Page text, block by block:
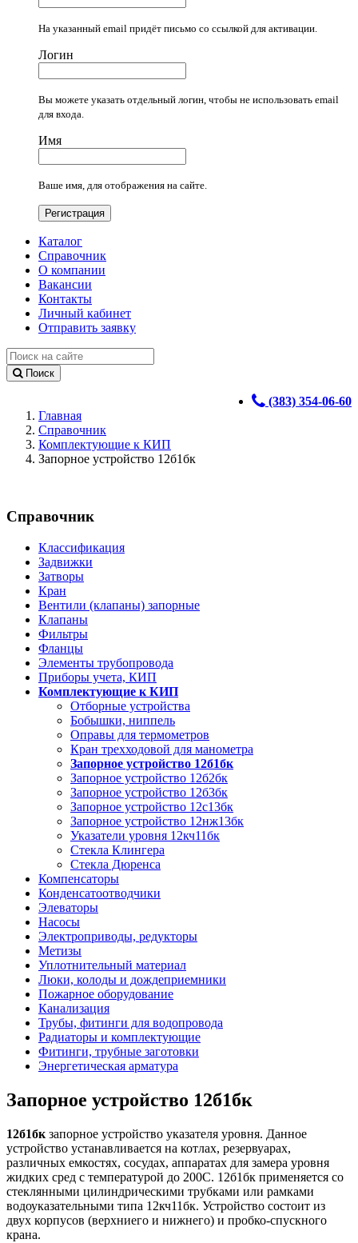
На указанный email придёт письмо со ссылкой для активации.
Логин
Вы можете указать отдельный логин, чтобы не использовать email
для входа.
Имя
Ваше имя, для отображения на сайте.
Регистрация
Каталог
Справочник
О компании
Вакансии
Контакты
Личный кабинет
Отправить заявку
Поиск
(383) 354-06-60
Главная
Справочник
Комплектующие к КИП
Запорное устройство 12б1бк
Справочник
Классификация
Задвижки
Затворы
Кран
Вентили (клапаны) запорные
Клапаны
Фильтры
Фланцы
Элементы трубопровода
Приборы учета, КИП
Комплектующие к КИП
Отборные устройства
Бобышки, ниппель
Оправы для термометров
Кран трехходовой для манометра
Запорное устройство 12б1бк
Запорное устройство 12б2бк
Запорное устройство 12б3бк
Запорное устройство 12с13бк
Запорное устройство 12нж13бк
Указатели уровня 12кч11бк
Стекла Клингера
Стекла Дюренса
Компенсаторы
Конденсатоотводчики
Элеваторы
Насосы
Электроприводы, редукторы
Метизы
Уплотнительный материал
Люки, колоды и дождеприемники
Пожарное оборудование
Канализация
Трубы, фитинги для водопровода
Радиаторы и комплектующие
Фитинги, трубные заготовки
Энергетическая арматура
Запорное устройство 12б1бк
12б1бк запорное устройство указателя уровня. Данное
устройство устанавливается на котлах, резервуарах,
различных емкостях, сосудах, аппаратах для замера уровня
жидких сред с температурой до 200С. 12б1бк применяется со
стеклянными цилиндрическими трубками или рамками
водоуказательными типа 12кч11бк. Устройство состоит из
двух корпусов (верхниего и нижнего) и пробко-спускного
крана.